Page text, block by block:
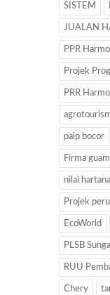
SISTEM
JUALAN
PPR
Projek
PRR
paip bocor
Firma
nilai
Projek
EcoWorld
PLSB
RUU
Chery